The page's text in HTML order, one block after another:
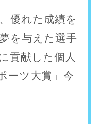
優れた成績を
を与えた選手
貢献した個人
ーツ大賞」今